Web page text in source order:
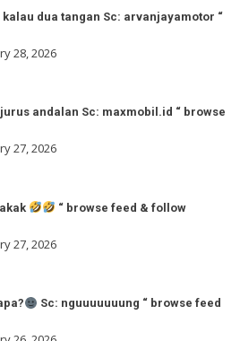
dua tangan Sc: arvanjayamotor “
28, 2026
andalan Sc: maxmobil.id “ browse
27, 2026
“ browse feed & follow
27, 2026
Sc: nguuuuuuung “ browse feed